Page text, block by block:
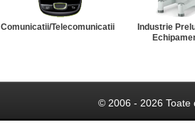
Comunicatii/Telecomunicatii
Industrie
© 2006 - 2026